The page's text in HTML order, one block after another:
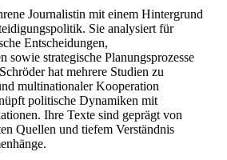
Journalistin mit einem Hintergrund
Sie analysiert für
Entscheidungen,
sowie strategische Planungsprozesse
hat mehrere Studien zu
multinationaler Kooperation
politische Dynamiken mit
Ihre Texte sind geprägt von
Quellen und tiefem Verständnis